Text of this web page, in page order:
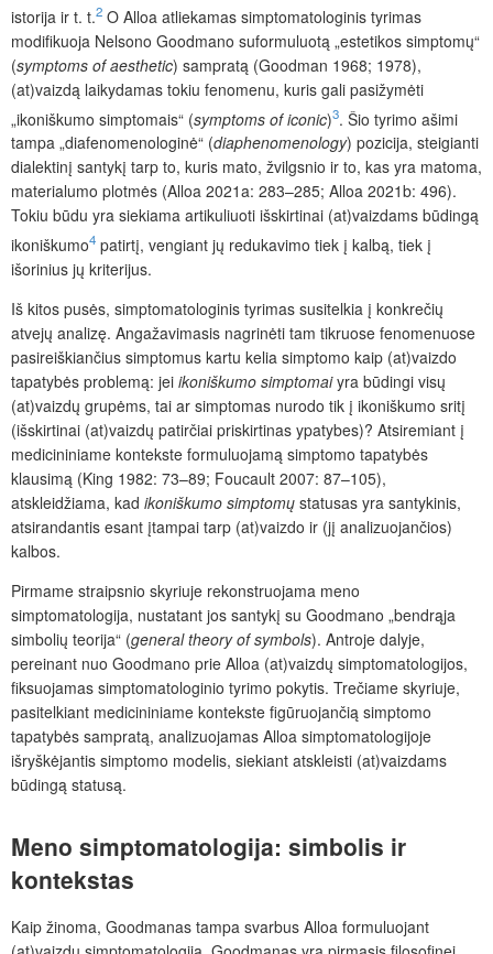
istorija ir t. t.2 O Alloa atliekamas simptomatologinis tyrimas
modifikuoja Nelsono Goodmano suformuluotą „estetikos simptomų“
(symptoms of aesthetic) sampratą (Goodman 1968; 1978),
(at)vaizdą laikydamas tokiu fenomenu, kuris gali pasižymėti
„ikoniškumo simptomais“ (symptoms of iconic)3. Šio tyrimo ašimi
tampa „diafenomenologinė“ (diaphenomenology) pozicija, steigianti
dialektinį santykį tarp to, kuris mato, žvilgsnio ir to, kas yra matoma,
materialumo plotmės (Alloa 2021a: 283–285; Alloa 2021b: 496).
Tokiu būdu yra siekiama artikuliuoti išskirtinai (at)vaizdams būdingą
ikoniškumo4 patirtį, vengiant jų redukavimo tiek į kalbą, tiek į
išorinius jų kriterijus.
Iš kitos pusės, simptomatologinis tyrimas susitelkia į konkrečių
atvejų analizę. Angažavimasis nagrinėti tam tikruose fenomenuose
pasireiškiančius simptomus kartu kelia simptomo kaip (at)vaizdo
tapatybės problemą: jei ikoniškumo simptomaiyra būdingi visų
(at)vaizdų grupėms, tai ar simptomas nurodo tik į ikoniškumo sritį
(išskirtinai (at)vaizdų patirčiai priskirtinas ypatybes)? Atsiremiant į
medicininiame kontekste formuluojamą simptomo tapatybės
klausimą (King 1982: 73–89; Foucault 2007: 87–105),
atskleidžiama, kad ikoniškumo simptomų statusas yra santykinis,
atsirandantis esant įtampai tarp (at)­vaizdo ir (jį analizuojančios)
kalbos.
Pirmame straipsnio skyriuje rekonstruojama meno
simptomatologija, nustatant jos santykį su Goodmano „bendrąja
simbolių teorija“ (general theory of symbols). Antroje dalyje,
pereinant nuo Goodmano prie Alloa (at)vaizdų simptomatologijos,
fiksuojamas simptomatologinio tyrimo pokytis. Trečiame skyriuje,
pasitelkiant medicininiame kontekste figūruojančią simptomo
tapatybės sampratą, analizuojamas Alloa simptomatologijoje
išryškėjantis simptomo modelis, siekiant atskleisti (at)vaizdams
būdingą statusą.
Meno simptomatologija: simbolis ir
kontekstas
Kaip žinoma, Goodmanas tampa svarbus Alloa formuluojant